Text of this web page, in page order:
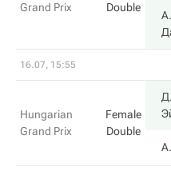
Grand Prix
Double
А.
16.07, 15:55
Hungarian
Grand Prix
Female
Double
Д.